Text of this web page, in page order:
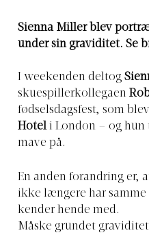
Sienna Miller blev
under sin graviditet. Se
I weekenden deltog
skuespillerkollegaen
fødselsdagsfest, som
Hoteli London – og hun
mave på.
En anden forandring er,
ikke længere har
kender hende med.
Måske grundet